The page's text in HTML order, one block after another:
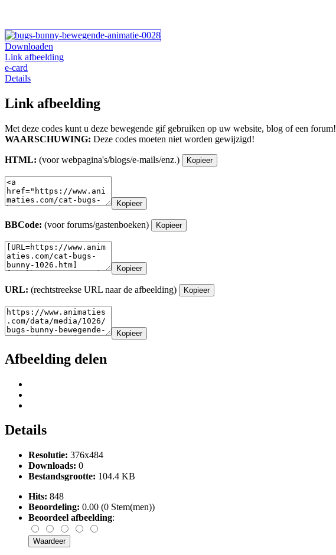
Downloaden
Link afbeelding
e-card
Details
Link afbeelding
Met deze codes kunt u deze bewegende gif gebruiken op uw website, blog of een forum!
WAARSCHUWING: Deze codes moeten niet worden gewijzigd!
HTML: (voor webpagina's/blogs/e-mails/enz.) Kopieer
Kopieer
BBCode: (voor forums/gastenboeken) Kopieer
Kopieer
URL: (rechtstreekse URL naar de afbeelding) Kopieer
Kopieer
Afbeelding delen
Details
Resolutie: 376x484
Downloads: 0
Bestandsgrootte: 104.4 KB
Hits: 848
Beoordeling: 0.00 (0 Stem(men))
Beoordeel afbeelding: